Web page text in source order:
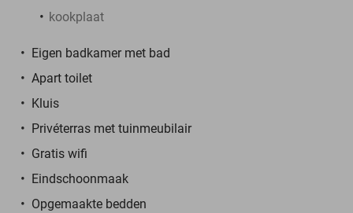
kookplaat
Eigen badkamer met bad
Apart toilet
Kluis
Privéterras met tuinmeubilair
Gratis wifi
Eindschoonmaak
Opgemaakte bedden